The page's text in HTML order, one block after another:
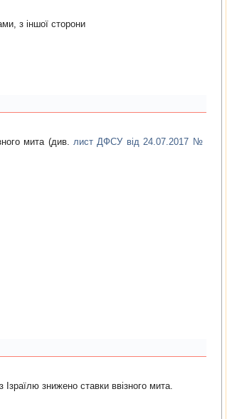
з iншої сторони
мита (див. лист ДФСУ від 24.07.2017 №
знижено ставки ввізного мита.